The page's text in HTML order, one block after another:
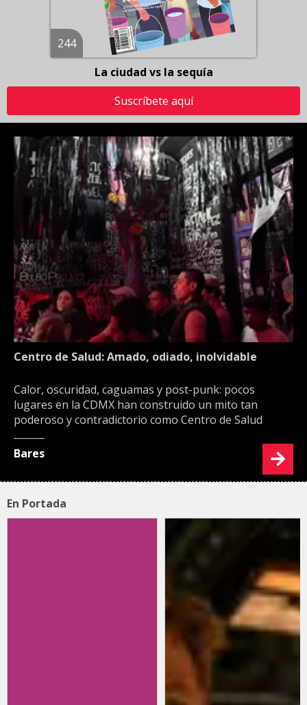
244
La ciudad vs la sequía
Suscríbete aquí
Centro de Salud: Amado, odiado, inolvidable
Calor, oscuridad, caguamas y post-punk: pocos
lugares en la CDMX han construido un mito tan
poderoso y contradictorio como Centro de Salud
Bares
En Portada